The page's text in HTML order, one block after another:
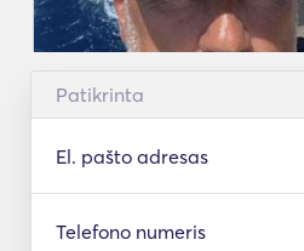
Patikrinta
El. pašto adresas
Telefono numeris